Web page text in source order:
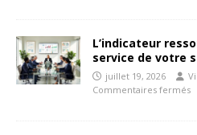
L’indicateur
service de votre
juillet 19, 2026
Commentaires fermés